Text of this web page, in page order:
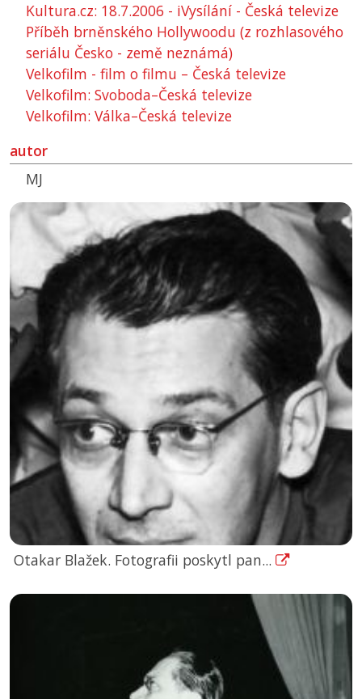
Kultura.cz: 18.7.2006 - iVysílání - Česká televize
Příběh brněnského Hollywoodu (z rozhlasového
seriálu Česko - země neznámá)
Velkofilm - film o filmu – Česká televize
Velkofilm: Svoboda–Česká televize
Velkofilm: Válka–Česká televize
autor
MJ
Otakar Blažek. Fotografii poskytl pan...